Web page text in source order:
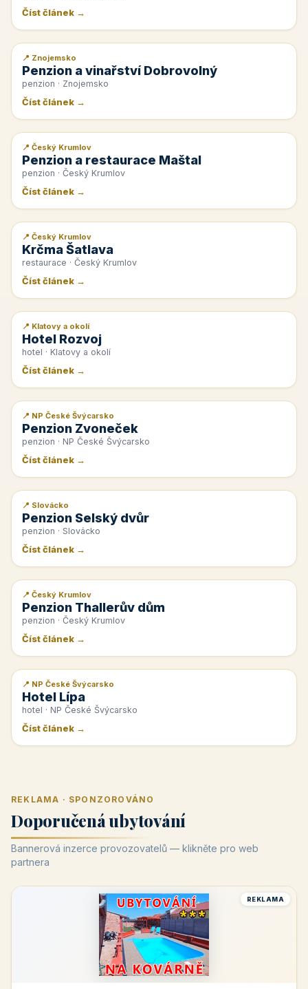
Číst článek →
📰 PR článek
📍 Znojemsko
Penzion a vinařství Dobrovolný
penzion · Znojemsko
Číst článek →
📰 PR článek
📍 Český Krumlov
Penzion a restaurace Maštal
penzion · Český Krumlov
Číst článek →
📰 PR článek
📍 Český Krumlov
Krčma Šatlava
restaurace · Český Krumlov
Číst článek →
📰 PR článek
📍 Klatovy a okolí
Hotel Rozvoj
hotel · Klatovy a okolí
Číst článek →
📰 PR článek
📍 NP České Švýcarsko
Penzion Zvoneček
penzion · NP České Švýcarsko
Číst článek →
📰 PR článek
📍 Slovácko
Penzion Selský dvůr
penzion · Slovácko
Číst článek →
📰 PR článek
📍 Český Krumlov
Penzion Thallerův dům
penzion · Český Krumlov
Číst článek →
📰 PR článek
📍 NP České Švýcarsko
Hotel Lípa
hotel · NP České Švýcarsko
Číst článek →
REKLAMA · SPONZOROVÁNO
Doporučená ubytování
Bannerová inzerce provozovatelů — klikněte pro web
partnera
REKLAMA